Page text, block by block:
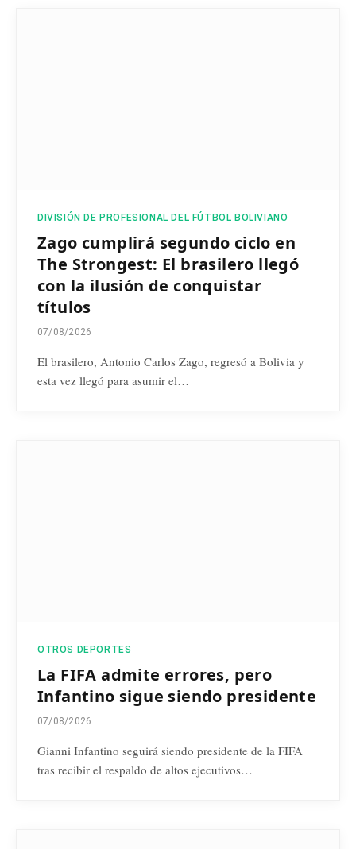
DIVISIÓN DE PROFESIONAL DEL FÚTBOL BOLIVIANO
Zago cumplirá segundo ciclo en
The Strongest: El brasilero llegó
con la ilusión de conquistar
títulos
07/08/2026
El brasilero, Antonio Carlos Zago, regresó a Bolivia y
esta vez llegó para asumir el…
OTROS DEPORTES
La FIFA admite errores, pero
Infantino sigue siendo presidente
07/08/2026
Gianni Infantino seguirá siendo presidente de la FIFA
tras recibir el respaldo de altos ejecutivos…